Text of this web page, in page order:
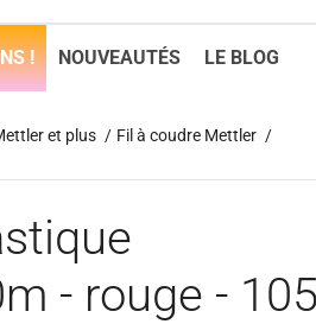
! NOUVEAUTÉS LE BLOG
et plus
Fil à coudre Mettler
- rouge -